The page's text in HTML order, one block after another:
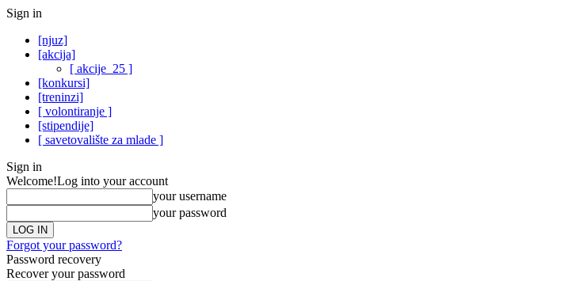
Sign in
[njuz]
[akcija]
[ akcije_25 ]
[konkursi]
[treninzi]
[ volontiranje ]
[stipendije]
[ savetovalište za mlade ]
Sign in
Welcome!Log into your account
your username
your password
Forgot your password?
Password recovery
Recover your password